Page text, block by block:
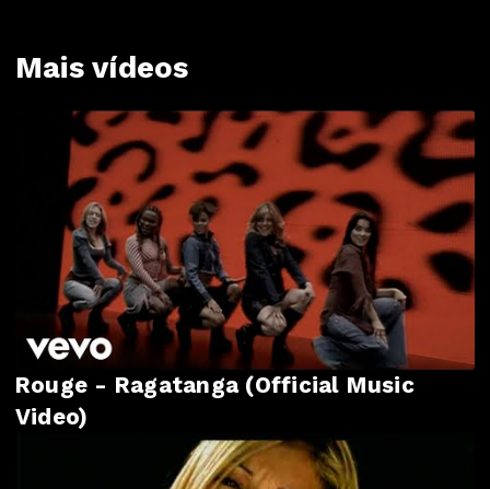
Mais vídeos
Rouge - Ragatanga (Official Music
Video)